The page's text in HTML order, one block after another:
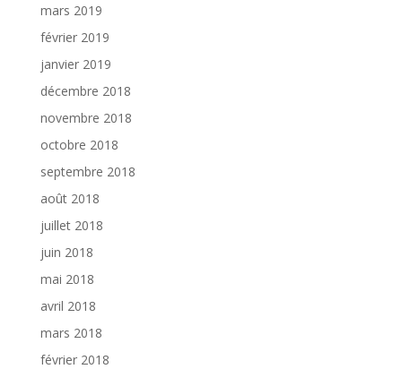
mars 2019
février 2019
janvier 2019
décembre 2018
novembre 2018
octobre 2018
septembre 2018
août 2018
juillet 2018
juin 2018
mai 2018
avril 2018
mars 2018
février 2018